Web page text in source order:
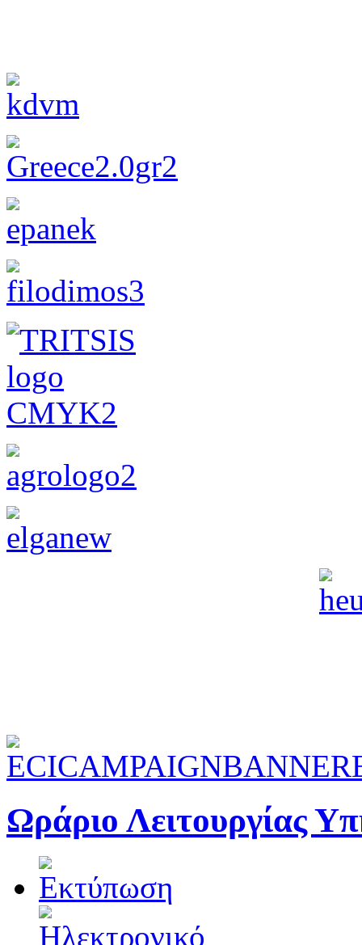
Ωράριο Λειτουργίας